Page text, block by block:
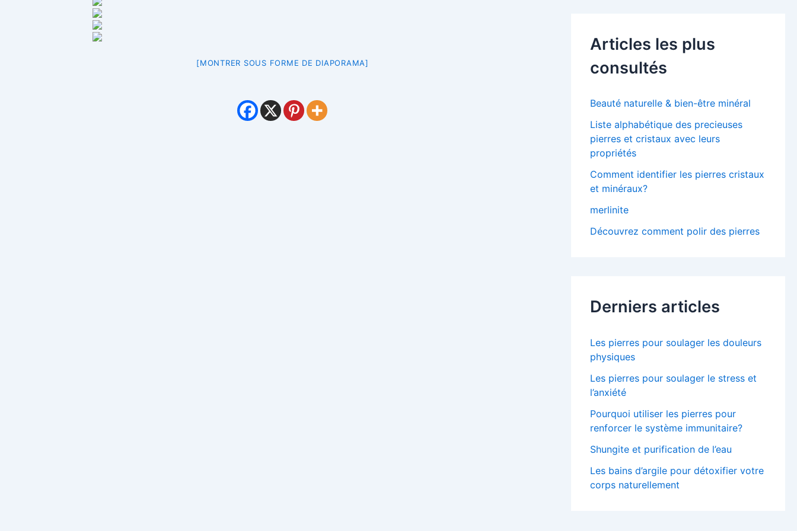
[MONTRER SOUS FORME DE DIAPORAMA]
h
e
r
Articles les plus
consultés
Beauté naturelle & bien-être minéral
Liste alphabétique des precieuses
pierres et cristaux avec leurs
propriétés
Comment identifier les pierres cristaux
et minéraux?
merlinite
Découvrez comment polir des pierres
Derniers articles
Les pierres pour soulager les douleurs
physiques
Les pierres pour soulager le stress et
l’anxiété
Pourquoi utiliser les pierres pour
renforcer le système immunitaire?
Shungite et purification de l’eau
Les bains d’argile pour détoxifier votre
corps naturellement